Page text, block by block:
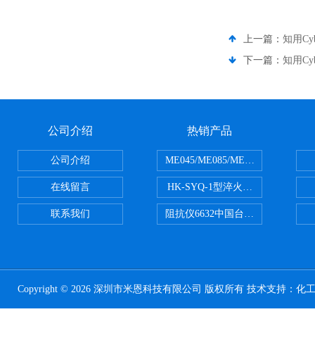
上一篇： 知用
下一篇： 知用
公司介绍
公司介绍
在线留言
联系我们
热销产品
ME045/ME085/ME150ME系列
HK-SYQ-1型淬火介质冷却性能测
阻抗仪6632中国台湾益和
Copyright © 2026 深圳市米恩科技有限公司 版权所有 技术支持： 化